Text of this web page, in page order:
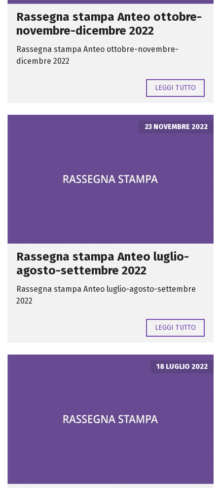
Rassegna stampa Anteo ottobre-
novembre-dicembre 2022
Rassegna stampa Anteo ottobre-novembre-
dicembre 2022
LEGGI TUTTO
23 NOVEMBRE 2022
Rassegna stampa Anteo luglio-
agosto-settembre 2022
Rassegna stampa Anteo luglio-agosto-settembre
2022
LEGGI TUTTO
18 LUGLIO 2022